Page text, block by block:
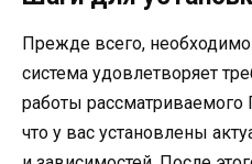
Прежде всего,
система удовлетворяет
работы рассматриваемого
что у вас установлены